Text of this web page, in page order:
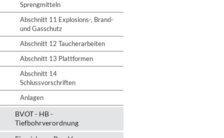
Sprengmitteln
Abschnitt 11 Explosions-, Brand-
und Gasschutz
Abschnitt 12 Taucherarbeiten
Abschnitt 13 Plattformen
Abschnitt 14
Schlussvorschriften
Anlagen
BVOT - HB -
Tiefbohrverordnung